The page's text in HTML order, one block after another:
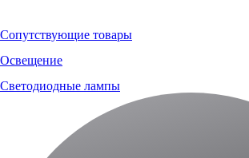
Сопутствующие товары
Освещение
Светодиодные лампы